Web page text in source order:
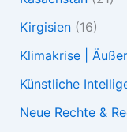
Kirgisien(16)
Klimakrise |
Künstliche
Neue Rechte &